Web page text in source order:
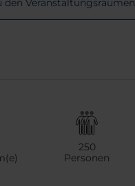
den Veranstaltungsräumen
250
Personen